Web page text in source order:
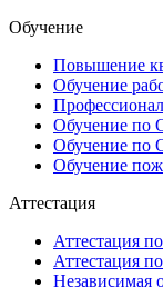
Обучение
Повышение
Обучение
Обучение по
Обучение по
Обучение
Аттестация
Аттестация
Аттестация
Независимая